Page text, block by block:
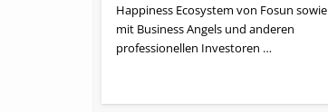
Happiness Ecosystem von Fosun sowie
mit Business Angels und anderen
professionellen Investoren …